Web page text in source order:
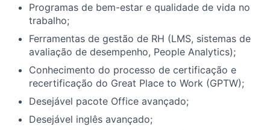
Programas de bem-estar e qualidade de vida no
trabalho;
Ferramentas de gestão de RH (LMS, sistemas de
avaliação de desempenho, People Analytics);
Conhecimento do processo de certificação e
recertificação do Great Place to Work (GPTW);
Desejável pacote Office avançado;
Desejável inglês avançado;